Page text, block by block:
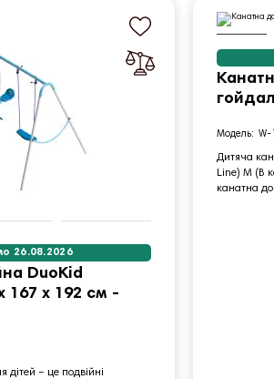
26.08.2026
DuoKid
167 х 192 см -
дітей – це подвійні
W-
Дитяча
Line) M (В
канатна